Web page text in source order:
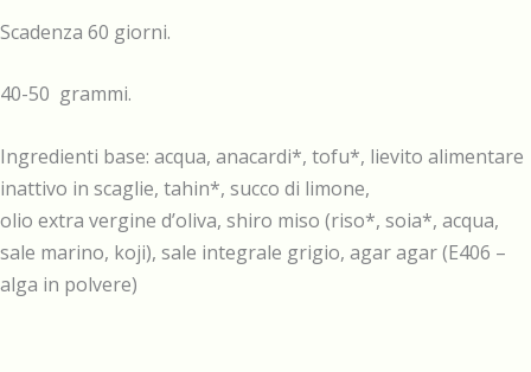
Scadenza 60 giorni.
40-50 grammi.
Ingredienti base: acqua, anacardi*, tofu*, lievito alimentare
inattivo in scaglie, tahin*, succo di limone,
olio extra vergine d’oliva, shiro miso (riso*, soia*, acqua,
sale marino, koji), sale integrale grigio, agar agar (E406 –
alga in polvere)